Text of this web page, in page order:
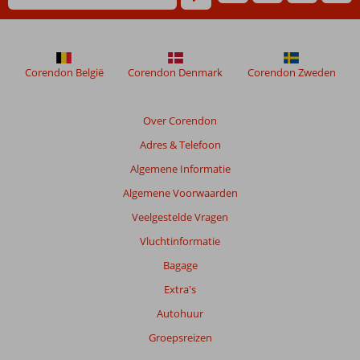
meer
om
de
Over Corendon
Adres & Telefoon
Algemene Informatie
Algemene Voorwaarden
Veelgestelde Vragen
Vluchtinformatie
Bagage
Extra's
Autohuur
Groepsreizen
Corendon België Corendon Denmark Corendon Zweden